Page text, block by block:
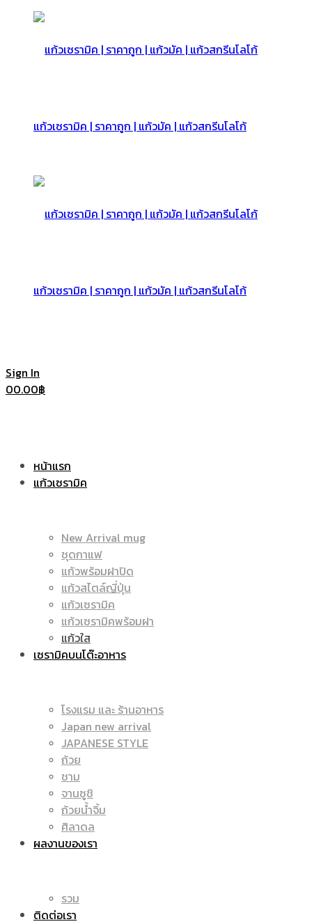
แก้วเซรามิค | ราคาถูก | แก้วมัค | แก้วสกรีนโลโก้
แก้วเซรามิค | ราคาถูก | แก้วมัค | แก้วสกรีนโลโก้
Sign In
00.00฿
หน้าแรก
แก้วเซรามิค
New Arrival mug
ชุดกาแฟ
แก้วพร้อมฝาปิด
แก้วสไตล์ญี่ปุ่น
แก้วเซรามิค
แก้วเซรามิคพร้อมฝา
แก้วใส
เซรามิคบนโต๊ะอาหาร
โรงแรม และ ร้านอาหาร
Japan new arrival
JAPANESE STYLE
ถ้วย
ชาม
จานซูชิ
ถ้วยน้ำจิ้ม
ศิลาดล
ผลงานของเรา
รวม
ติดต่อเรา